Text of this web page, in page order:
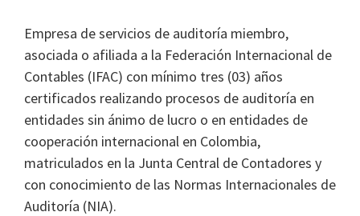
Empresa de servicios de auditoría miembro,
asociada o afiliada a la Federación Internacional de
Contables (IFAC) con mínimo tres (03) años
certificados realizando procesos de auditoría en
entidades sin ánimo de lucro o en entidades de
cooperación internacional en Colombia,
matriculados en la Junta Central de Contadores y
con conocimiento de las Normas Internacionales de
Auditoría (NIA).